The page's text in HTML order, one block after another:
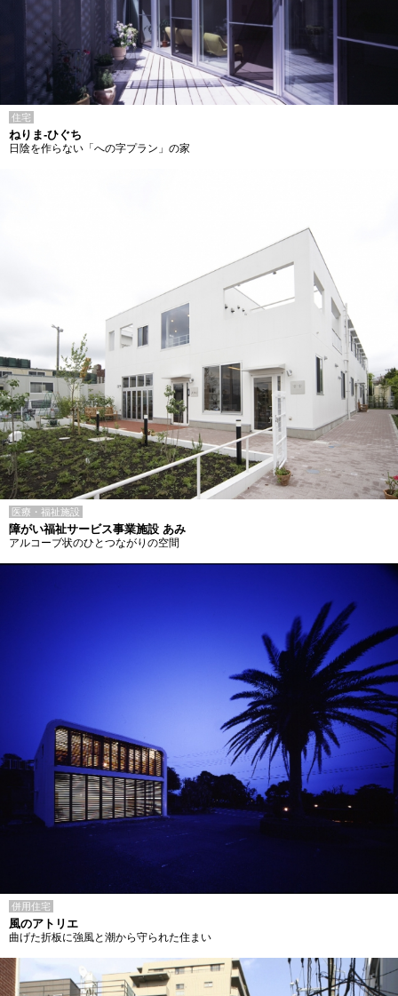
住宅
ねりま-ひぐち
日陰を作らない「への字プラン」の家
医療・福祉施設
障がい福祉サービス事業施設 あみ
アルコーブ状のひとつながりの空間
併用住宅
風のアトリエ
曲げた折板に強風と潮から守られた住まい